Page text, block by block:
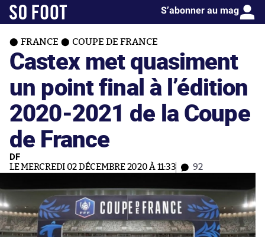
S’abonner au mag
FRANCE COUPE DE FRANCE
Castex met quasiment
un point final à l’édition
2020-2021 de la Coupe
de France
DF
LE MERCREDI 02 DÉCEMBRE 2020 À 11:33 92